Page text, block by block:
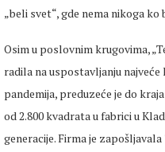
„beli svet“, gde nema nikoga
Osim u poslovnim krugovima,
radila na uspostavljanju
pandemija, preduzeće je do
od 2.800 kvadrata u fabrici u
generacije. Firma je